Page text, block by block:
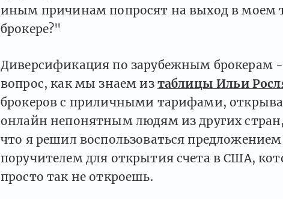
иным причинам попросят на выход в моем
брокере?"
Диверсификация по зарубежным брокерам
вопрос, как мы знаем из таблицы Ильи
брокеров с приличными тарифами,
онлайн непонятным людям из других
что я решил воспользоваться
поручителем для открытия счета в США,
просто так не откроешь.